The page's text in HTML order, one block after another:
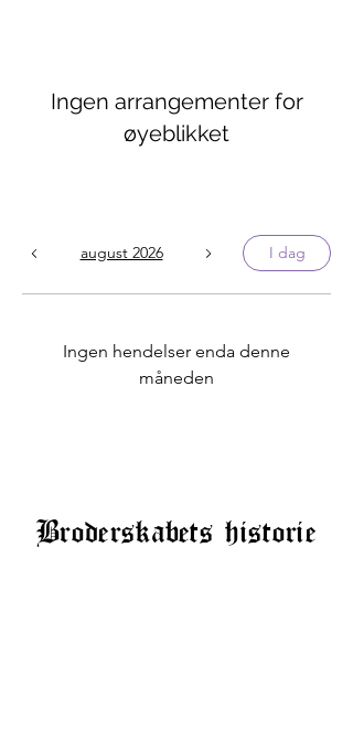
Ingen arrangementer for
øyeblikket
august 2026 I dag
Ingen hendelser enda denne
måneden
Broderskabets historie